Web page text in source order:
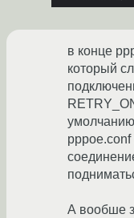
в конце
который
pppoe.conf
А вообше